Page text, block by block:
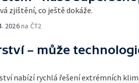
zjištění, co ještě dokáže.
2026na ČT2
– může
nabízí rychlá řešení extrémních